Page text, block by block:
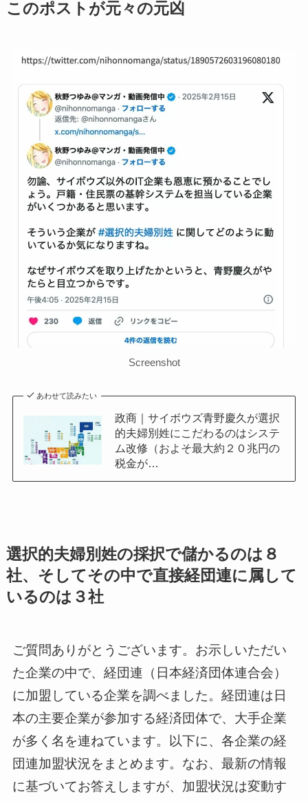
このポストが元々の元凶
Screenshot
あわせて読みたい
政商｜サイボウズ青野慶久が選択
的夫婦別姓にこだわるのはシステ
ム改修（およそ最大約２０兆円の
税金が…
選択的夫婦別姓の採択で儲かるのは８
社、そしてその中で直接経団連に属して
いるのは３社
ご質問ありがとうございます。お示しいただい
た企業の中で、経団連（日本経済団体連合会）
に加盟している企業を調べました。経団連は日
本の主要企業が参加する経済団体で、大手企業
が多く名を連ねています。以下に、各企業の経
団連加盟状況をまとめます。なお、最新の情報
に基づいてお答えしますが、加盟状況は変動す